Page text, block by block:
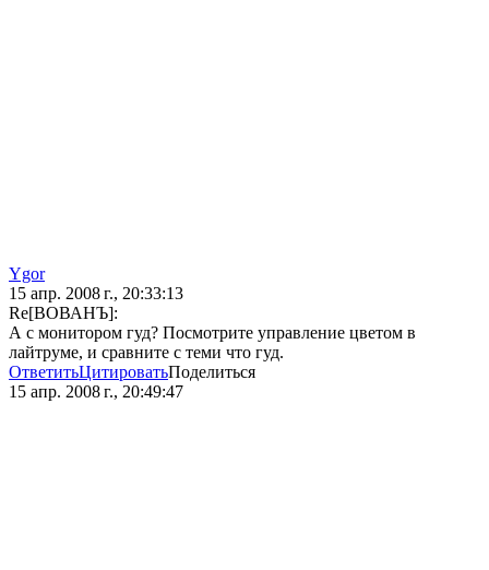
Ygor
15 апр. 2008 г., 20:33:13
Re[ВОВАНЪ]:
А с монитором гуд? Посмотрите управление цветом в
лайтруме, и сравните с теми что гуд.
ОтветитьЦитироватьПоделиться
15 апр. 2008 г., 20:49:47